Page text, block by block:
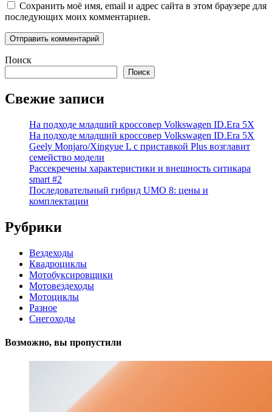
Сохранить моё имя, email и адрес сайта в этом браузере для
последующих моих комментариев.
Поиск
Поиск
Свежие записи
На подходе младший кроссовер Volkswagen ID.Era 5X
На подходе младший кроссовер Volkswagen ID.Era 5X
Geely Monjaro/Xingyue L с приставкой Plus возглавит
семейство модели
Рассекречены характеристики и внешность ситикара
smart #2
Последовательный гибрид UMO 8: цены и
комплектации
Рубрики
Вездеходы
Квадроциклы
Мотобуксировщики
Мотовездеходы
Мотоциклы
Разное
Снегоходы
Возможно, вы пропустили